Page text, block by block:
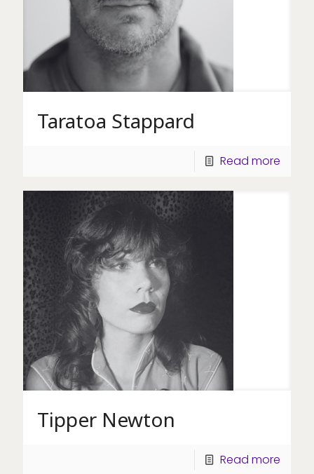
Taratoa Stappard
Read more
Tipper Newton
Read more